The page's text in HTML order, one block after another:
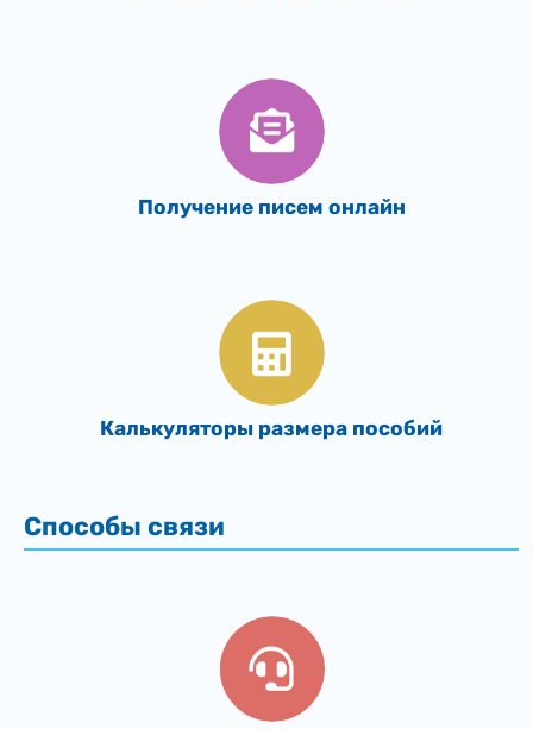
Получение писем онлайн
Калькуляторы размера пособий